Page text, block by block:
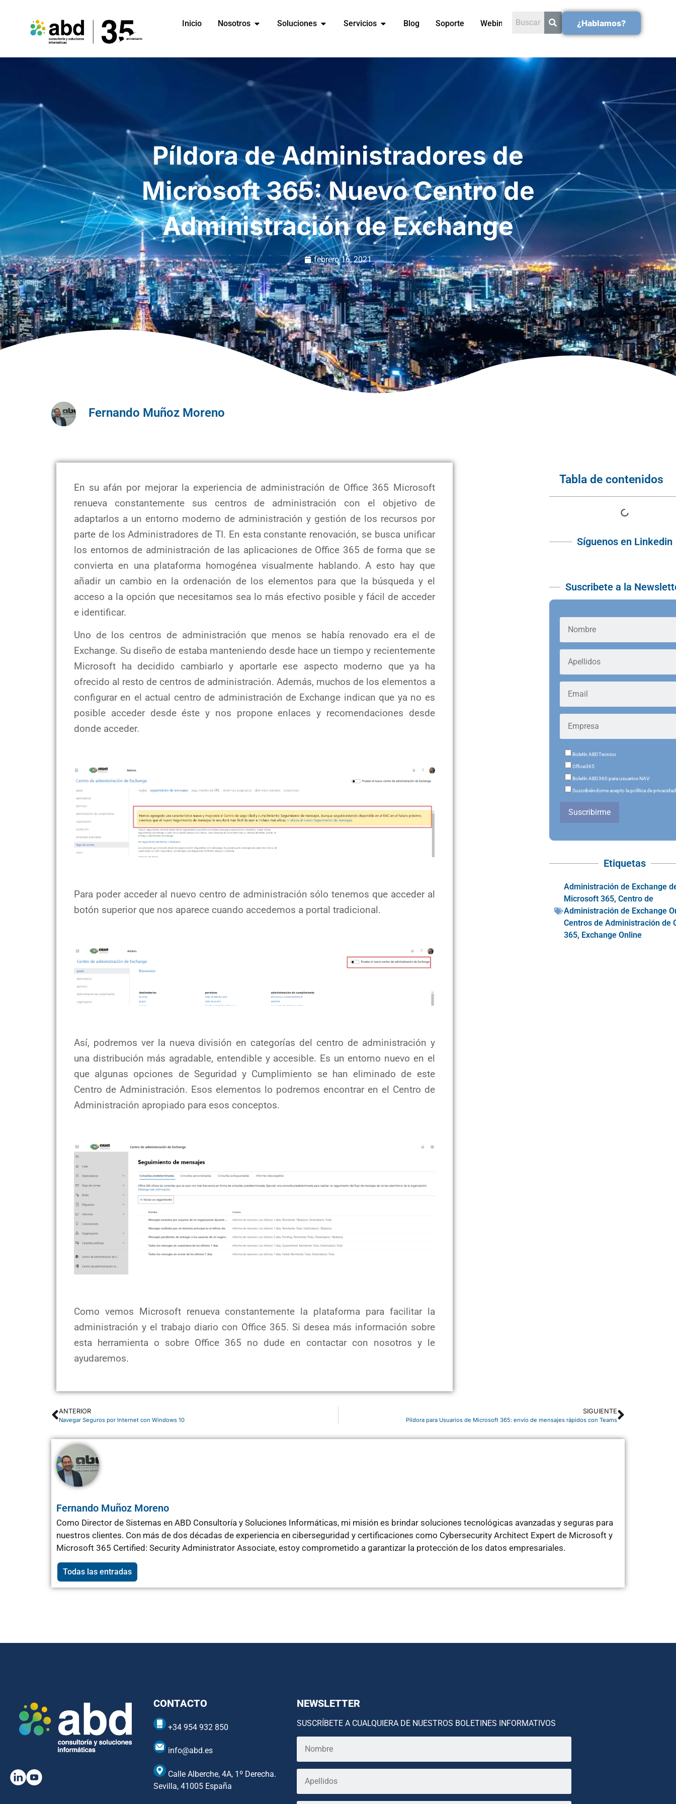
Inicio Nosotros Soluciones Servicios Blog Soporte Webinars ¿Hablamos?
Píldora de Administradores de
Microsoft 365: Nuevo Centro de
Administración de Exchange
febrero 16, 2021
Fernando Muñoz Moreno
En su afán por mejorar la experiencia de administración de Office 365 Microsoft
renueva constantemente sus centros de administración con el objetivo de
adaptarlos a un entorno moderno de administración y gestión de los recursos por
parte de los Administradores de TI. En esta constante renovación, se busca unificar
los entornos de administración de las aplicaciones de Office 365 de forma que se
convierta en una plataforma homogénea visualmente hablando. A esto hay que
añadir un cambio en la ordenación de los elementos para que la búsqueda y el
acceso a la opción que necesitamos sea lo más efectivo posible y fácil de acceder
e identificar.
Uno de los centros de administración que menos se había renovado era el de
Exchange. Su diseño de estaba manteniendo desde hace un tiempo y recientemente
Microsoft ha decidido cambiarlo y aportarle ese aspecto moderno que ya ha
ofrecido al resto de centros de administración. Además, muchos de los elementos a
configurar en el actual centro de administración de Exchange indican que ya no es
posible acceder desde éste y nos propone enlaces y recomendaciones desde
donde acceder.
Para poder acceder al nuevo centro de administración sólo tenemos que acceder al
botón superior que nos aparece cuando accedemos a portal tradicional.
Así, podremos ver la nueva división en categorías del centro de administración y
una distribución más agradable, entendible y accesible. Es un entorno nuevo en el
que algunas opciones de Seguridad y Cumplimiento se han eliminado de este
Centro de Administración. Esos elementos lo podremos encontrar en el Centro de
Administración apropiado para esos conceptos.
Como vemos Microsoft renueva constantemente la plataforma para facilitar la
administración y el trabajo diario con Office 365. Si desea más información sobre
esta herramienta o sobre Office 365 no dude en contactar con nosotros y le
ayudaremos.
Tabla de contenidos
Síguenos en Linkedin
Suscribete a la
Boletín ABDTecnico
Office365
Boletín ABD360 para usuarios NAV
Suscribiéndome acepto la política de privacidad
Suscribirme
Etiquetas
Administración de Exchange
Microsoft 365,Centro de
Administración de Exchange
Centros de Administración de
365, Exchange Online
ANTERIOR
Navegar Seguros por Internet con Windows 10
SIGUIENTE
Píldora para Usuarios de Microsoft 365: envío de mensajes rápidos con Teams
Fernando Muñoz Moreno
Como Director de Sistemas en ABD Consultoría y Soluciones Informáticas, mi misión es brindar soluciones tecnológicas avanzadas y seguras para
nuestros clientes. Con más de dos décadas de experiencia en ciberseguridad y certificaciones como Cybersecurity Architect Expert de Microsoft y
Microsoft 365 Certified: Security Administrator Associate, estoy comprometido a garantizar la protección de los datos empresariales.
Todas las entradas
CONTACTO
+34 954 932 850
info@abd.es
Calle Alberche, 4A, 1º Derecha.
Sevilla, 41005 España
NEWSLETTER
SUSCRÍBETE A CUALQUIERA DE NUESTROS BOLETINES INFORMATIVOS